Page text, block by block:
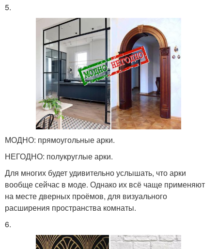
5.
МОДНО: прямоугольные арки.
НЕГОДНО: полукруглые арки.
Для многих будет удивительно услышать, что арки
вообще сейчас в моде. Однако их всё чаще применяют
на месте дверных проёмов, для визуального
расширения пространства комнаты.
6.